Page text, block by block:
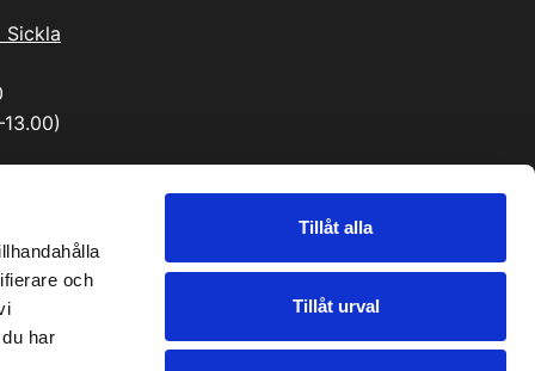
och
har
Tillåt alla
Tillåt urval
Sickla